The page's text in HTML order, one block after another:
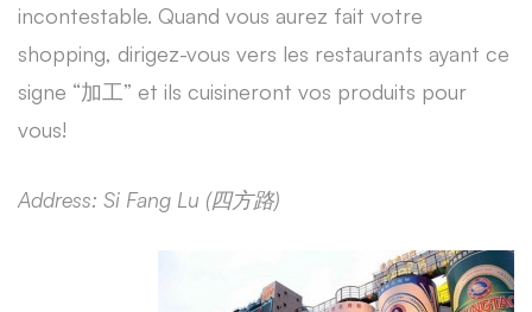
incontestable. Quand vous aurez fait votre
shopping, dirigez-vous vers les restaurants ayant ce
signe “加工” et ils cuisineront vos produits pour
vous!
Address: Si Fang Lu (四方路)